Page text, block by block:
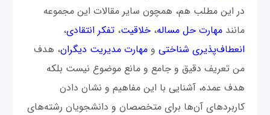
در این مطلب هم، همچون سایر مقالات این مجموعه
مانندمهارت حل مساله،خلاقیت،تفکر انتقادی،
انعطاف‌پذیری شناختی ومهارت مدیریت دیگران، هدف
من تعریف دقیق و جامع و مانع موضوع نیست بلکه
هدف عمده، آشنایی با این مفاهیم و نشان دادن
کاربردهای آن‌ها برای متخصصان و دانشجویان رشته‌های